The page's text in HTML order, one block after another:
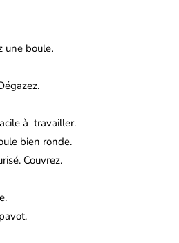
une boule.
à travailler.
bien ronde.
Couvrez.